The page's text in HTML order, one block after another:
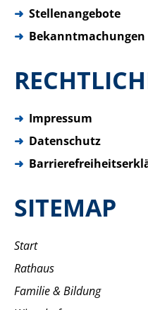
➜ Stellenangebote
➜ Bekanntmachungen
➜ Impressum
➜ Datenschutz
➜
SITEMAP
Start
Rathaus
Familie & Bildung